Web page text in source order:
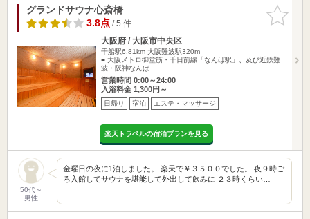
お気に入
りに追加
グランドサウナ心斎橋
3.8点/ 5 件
大阪府 / 大阪市中央区
千船駅6.81km 大阪難波駅320m
■ 大阪メトロ御堂筋・千日前線「なんば駅」、及び近鉄難
波・阪神なんば…
営業時間 0:00～24:00
入浴料金 1,300円～
日帰り 宿泊 エステ・マッサージ
楽天トラベルの宿泊プランを見る
50代～
男性
金曜日の夜に1泊しました。 楽天で￥３５００でした。 夜９時ご
ろ入館してサウナを堪能して外出して飲みに ２３時くらい…